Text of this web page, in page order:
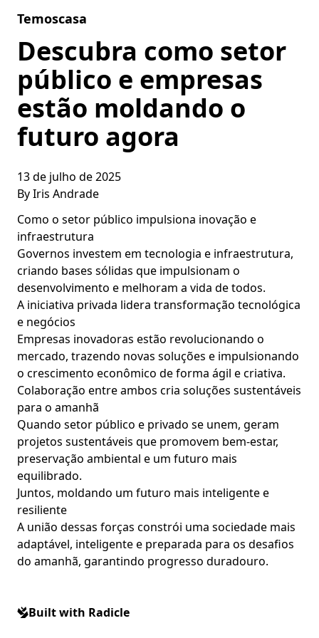
Temoscasa
Descubra como setor
público e empresas
estão moldando o
futuro agora
13 de julho de 2025
ByIris Andrade
Como o setor público impulsiona inovação e
infraestrutura
Governos investem em tecnologia e infraestrutura,
criando bases sólidas que impulsionam o
desenvolvimento e melhoram a vida de todos.
A iniciativa privada lidera transformação tecnológica
e negócios
Empresas inovadoras estão revolucionando o
mercado, trazendo novas soluções e impulsionando
o crescimento econômico de forma ágil e criativa.
Colaboração entre ambos cria soluções sustentáveis
para o amanhã
Quando setor público e privado se unem, geram
projetos sustentáveis que promovem bem-estar,
preservação ambiental e um futuro mais
equilibrado.
Juntos, moldando um futuro mais inteligente e
resiliente
A união dessas forças constrói uma sociedade mais
adaptável, inteligente e preparada para os desafios
do amanhã, garantindo progresso duradouro.
Built with Radicle